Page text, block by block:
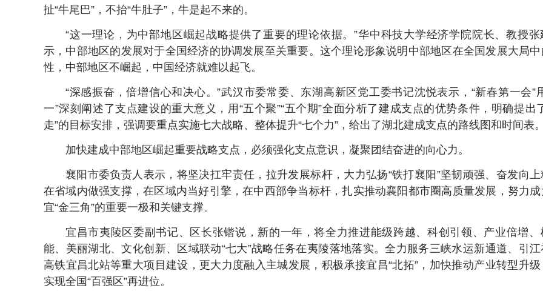
扯“牛尾巴”，不抬“牛肚子”，牛是起不来的。
“这一理论，为中部地区崛起战略提供了重要的理论依据。”华中科技大学经济学院院长、教授张
示，中部地区的发展对于全国经济的协调发展至关重要。这个理论形象说明中部地区在全国发展大局
性，中部地区不崛起，中国经济就难以起飞。
“深感振奋，倍增信心和决心。”武汉市委常委、东湖高新区党工委书记沈悦表示，“新春第一会”
一”深刻阐述了支点建设的重大意义，用“五个聚”“五个期”全面分析了建成支点的优势条件，明确提出
走”的目标安排，强调要重点实施七大战略、整体提升“七个力”，给出了湖北建成支点的路线图和时间表
加快建成中部地区崛起重要战略支点，必须强化支点意识，凝聚团结奋进的向心力。
襄阳市委负责人表示，将坚决扛牢责任，拉升发展标杆，大力弘扬“铁打襄阳”坚韧顽强、奋发向
在省域内做强支撑，在区域内当好引擎，在中西部争当标杆，扎实推动襄阳都市圈高质量发展，努力
宜“金三角”的重要一极和关键支撑。
宜昌市夷陵区委副书记、区长张锴说，新的一年，将全力推进能级跨越、科创引领、产业倍增、
能、美丽湖北、文化创新、区域联动“七大”战略任务在夷陵落地落实。全力服务三峡水运新通道、引
高铁宜昌北站等重大项目建设，更大力度融入主城发展，积极承接宜昌“北拓”，加快推动产业转型升
实现全国“百强区”再进位。